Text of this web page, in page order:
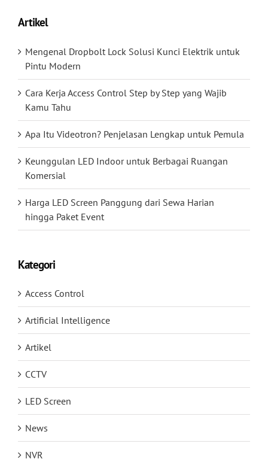
Artikel
Mengenal Dropbolt Lock Solusi Kunci Elektrik untuk
Pintu Modern
Cara Kerja Access Control Step by Step yang Wajib
Kamu Tahu
Apa Itu Videotron? Penjelasan Lengkap untuk Pemula
Keunggulan LED Indoor untuk Berbagai Ruangan
Komersial
Harga LED Screen Panggung dari Sewa Harian
hingga Paket Event
Kategori
Access Control
Artificial Intelligence
Artikel
CCTV
LED Screen
News
NVR